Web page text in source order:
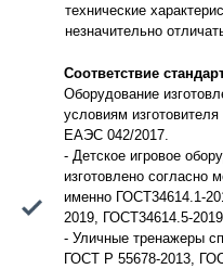
технические
незначительно
Соответствие
Оборудование
условиям
ЕАЭС 042/2017.
- Детское игровое
изготовлено согласно
именно ГОСТ34614.1-
2019, ГОСТ34614.5-
- Уличные тренажеры
ГОСТ Р 55678-2013,